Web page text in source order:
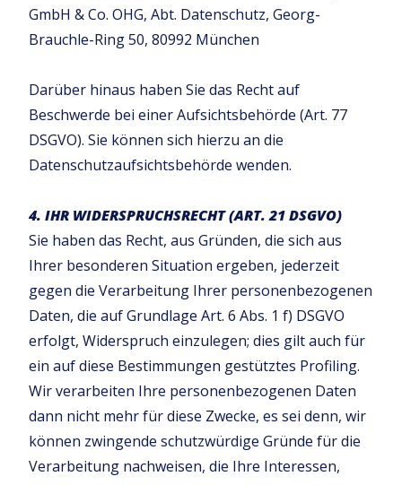
GmbH & Co. OHG, Abt. Datenschutz, Georg-
Brauchle-Ring 50, 80992 München
Darüber hinaus haben Sie das Recht auf
Beschwerde bei einer Aufsichtsbehörde (Art. 77
DSGVO). Sie können sich hierzu an die
Datenschutzaufsichtsbehörde wenden.
4. IHR WIDERSPRUCHSRECHT (ART. 21 DSGVO)
Sie haben das Recht, aus Gründen, die sich aus
Ihrer besonderen Situation ergeben, jederzeit
gegen die Verarbeitung Ihrer personenbezogenen
Daten, die auf Grundlage Art. 6 Abs. 1 f) DSGVO
erfolgt, Widerspruch einzulegen; dies gilt auch für
ein auf diese Bestimmungen gestütztes Profiling.
Wir verarbeiten Ihre personenbezogenen Daten
dann nicht mehr für diese Zwecke, es sei denn, wir
können zwingende schutzwürdige Gründe für die
Verarbeitung nachweisen, die Ihre Interessen,